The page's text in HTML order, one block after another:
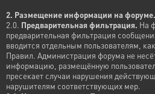
2. Размещение информации на форуме.
2.0. Предварительная фильтрация. На
предварительная фильтрация
вводится отдельным пользователям,
Правил. Администрация форума не
информацию, размещённую
пресекает случаи нарушения
нарушителям соответствующих мер.